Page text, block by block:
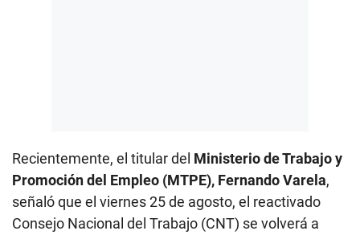
Recientemente, el titular del Ministerio de Trabajo y
Promoción del Empleo (MTPE), Fernando Varela,
señaló que el viernes 25 de agosto, el reactivado
Consejo Nacional del Trabajo (CNT) se volverá a